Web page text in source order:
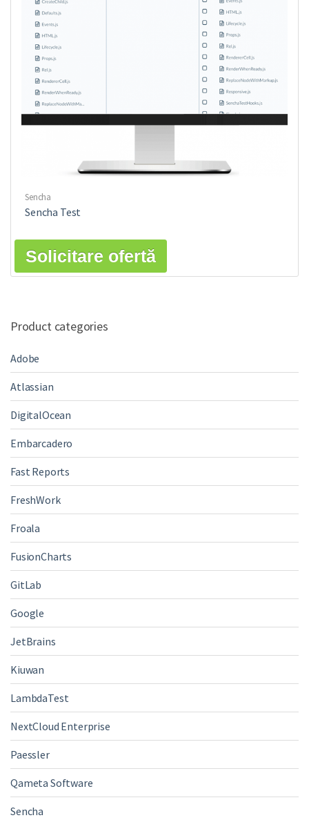
Sencha
Sencha Test
Solicitare ofertă
Product categories
Adobe
Atlassian
DigitalOcean
Embarcadero
Fast Reports
FreshWork
Froala
FusionCharts
GitLab
Google
JetBrains
Kiuwan
LambdaTest
NextCloud Enterprise
Paessler
Qameta Software
Sencha